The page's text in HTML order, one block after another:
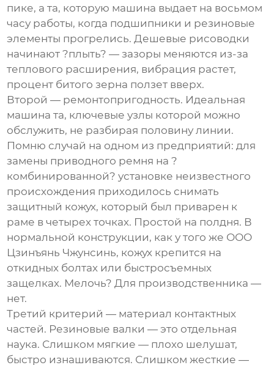
пике, а та, которую машина выдает на восьмом
часу работы, когда подшипники и резиновые
элементы прогрелись. Дешевые рисоводки
начинают ?плыть? — зазоры меняются из-за
теплового расширения, вибрация растет,
процент битого зерна ползет вверх.
Второй — ремонтопригодность. Идеальная
машина та, ключевые узлы которой можно
обслужить, не разбирая половину линии.
Помню случай на одном из предприятий: для
замены приводного ремня на ?
комбинированной? установке неизвестного
происхождения приходилось снимать
защитный кожух, который был приварен к
раме в четырех точках. Простой на полдня. В
нормальной конструкции, как у того же ООО
Цзинъянь Чжунсинь, кожух крепится на
откидных болтах или быстросъемных
защелках. Мелочь? Для производственника —
нет.
Третий критерий — материал контактных
частей. Резиновые валки — это отдельная
наука. Слишком мягкие — плохо шелушат,
быстро изнашиваются. Слишком жесткие —